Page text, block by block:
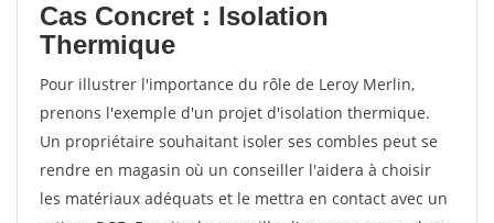
Cas Concret : Isolation
Thermique
Pour illustrer l'importance du rôle de Leroy Merlin,
prenons l'exemple d'un projet d'isolation thermique.
Un propriétaire souhaitant isoler ses combles peut se
rendre en magasin où un conseiller l'aidera à choisir
les matériaux adéquats et le mettra en contact avec un